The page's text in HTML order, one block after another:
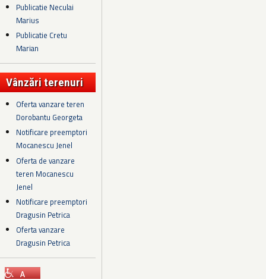
Publicatie Neculai
Marius
Publicatie Cretu
Marian
Vânzări terenuri
Oferta vanzare teren
Dorobantu Georgeta
Notificare preemptori
Mocanescu Jenel
Oferta de vanzare
teren Mocanescu
Jenel
Notificare preemptori
Dragusin Petrica
Oferta vanzare
Dragusin Petrica